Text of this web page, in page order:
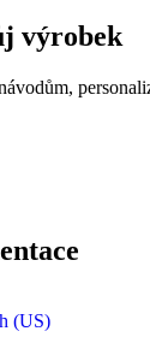
výrobek
(US)